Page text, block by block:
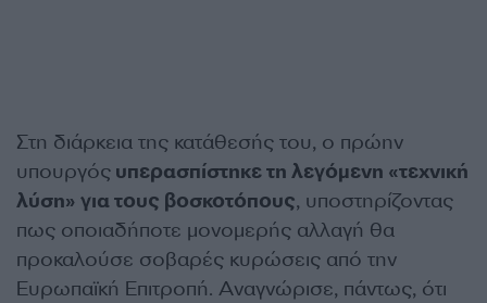
Στη διάρκεια της κατάθεσής του, ο πρώην
υπουργός υπερασπίστηκε τη λεγόμενη «τεχνική
λύση» για τους βοσκοτόπους, υποστηρίζοντας
πως οποιαδήποτε μονομερής αλλαγή θα
προκαλούσε σοβαρές κυρώσεις από την
Ευρωπαϊκή Επιτροπή. Αναγνώρισε, πάντως, ότι